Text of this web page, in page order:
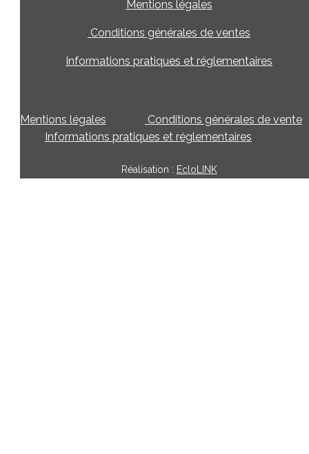
Mentions légales
Conditions générales de ventes
Informations pratiques et réglementaires
Mentions légales
Conditions générales de vente
Informations pratiques et réglementaires
Réalisation : EcloLINK